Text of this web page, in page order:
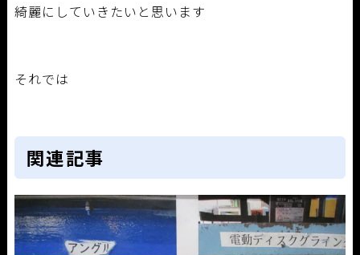
綺麗にしていきたいと思います
それでは
関連記事